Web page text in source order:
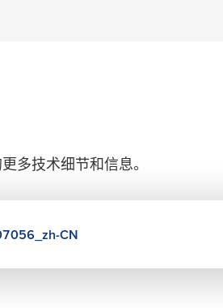
多技术细节和信息。
CN